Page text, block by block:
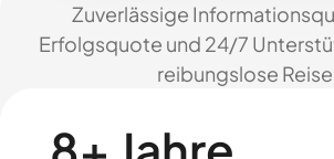
Zuverlässige
Erfolgsquote und 24/7
reibungslose